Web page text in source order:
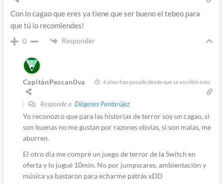
Con lo cagao que eres ya tiene que ser bueno el tebeo para
que tú lo recomiendes!
0 Responder
CapitánPescan0va 6 años han pasado desde que se escribió esto
Responde a Diógenes Pantarújez
Yo reconozco que para las historias de terror soy un cagao, si
son buenas no me gustan por razones obvias, si son malas, me
aburren.
El otro día me compré un juego de terror de la Switch en
oferta y lo jugué 10min. No por jumpscares, ambientación y
música ya bastaron para echarme patrás xDD